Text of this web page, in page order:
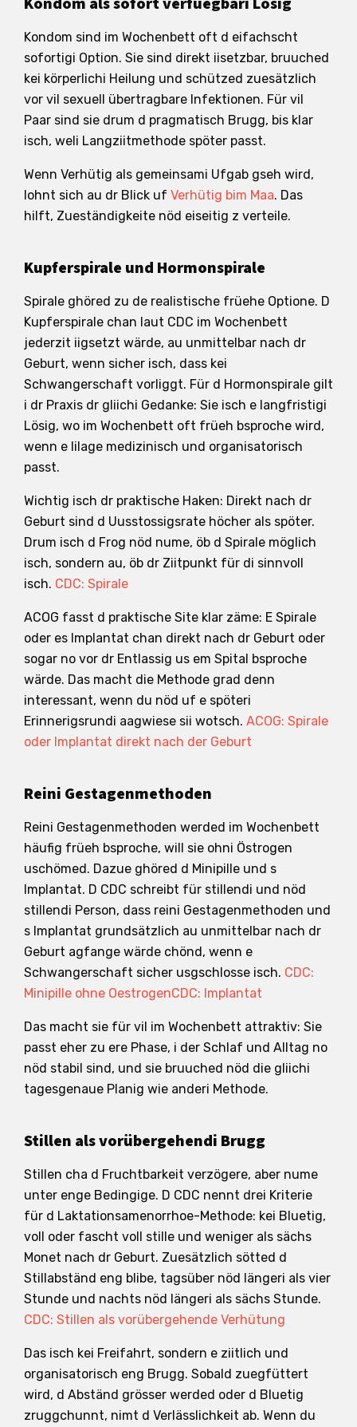
Kondom sind im Wochenbett oft d eifachscht
sofortigi Option. Sie sind direkt iisetzbar, bruuched
kei körperlichi Heilung und schützed zuesätzlich
vor vil sexuell übertragbare Infektionen. Für vil
Paar sind sie drum d pragmatisch Brugg, bis klar
isch, weli Langziitmethode spöter passt.
Wenn Verhütig als gemeinsami Ufgab gseh wird,
lohnt sich au dr Blick uf Verhütig bim Maa. Das
hilft, Zueständigkeite nöd eiseitig z verteile.
Kupferspirale und Hormonspirale
Spirale ghöred zu de realistische früehe Optione. D
Kupferspirale chan laut CDC im Wochenbett
jederzit iigsetzt wärde, au unmittelbar nach dr
Geburt, wenn sicher isch, dass kei
Schwangerschaft vorliggt. Für d Hormonspirale gilt
i dr Praxis dr gliichi Gedanke: Sie isch e langfristigi
Lösig, wo im Wochenbett oft früeh bsproche wird,
wenn e Iilage medizinisch und organisatorisch
passt.
Wichtig isch dr praktische Haken: Direkt nach dr
Geburt sind d Uusstossigsrate höcher als spöter.
Drum isch d Frog nöd nume, öb d Spirale möglich
isch, sondern au, öb dr Ziitpunkt für di sinnvoll
isch. CDC: Spirale
ACOG fasst d praktische Site klar zäme: E Spirale
oder es Implantat chan direkt nach dr Geburt oder
sogar no vor dr Entlassig us em Spital bsproche
wärde. Das macht die Methode grad denn
interessant, wenn du nöd uf e spöteri
Erinnerigsrundi aagwiese sii wotsch. ACOG: Spirale
oder Implantat direkt nach der Geburt
Reini Gestagenmethoden
Reini Gestagenmethoden werded im Wochenbett
häufig früeh bsproche, will sie ohni Östrogen
uschömed. Dazue ghöred d Minipille und s
Implantat. D CDC schreibt für stillendi und nöd
stillendi Person, dass reini Gestagenmethoden und
s Implantat grundsätzlich au unmittelbar nach dr
Geburt agfange wärde chönd, wenn e
Schwangerschaft sicher usgschlosse isch. CDC:
Minipille ohne OestrogenCDC: Implantat
Das macht sie für vil im Wochenbett attraktiv: Sie
passt eher zu ere Phase, i der Schlaf und Alltag no
nöd stabil sind, und sie bruuched nöd die gliichi
tagesgenaue Planig wie anderi Methode.
Stillen als vorübergehendi Brugg
Stillen cha d Fruchtbarkeit verzögere, aber nume
unter enge Bedingige. D CDC nennt drei Kriterie
für d Laktationsamenorrhoe-Methode: kei Bluetig,
voll oder fascht voll stille und weniger als sächs
Monet nach dr Geburt. Zuesätzlich sötted d
Stillabständ eng blibe, tagsüber nöd längeri als vier
Stunde und nachts nöd längeri als sächs Stunde.
CDC: Stillen als vorübergehende Verhütung
Das isch kei Freifahrt, sondern e ziitlich und
organisatorisch eng Brugg. Sobald zuegfüttert
wird, d Abständ grösser werded oder d Bluetig
zruggchunnt, nimt d Verlässlichkeit ab. Wenn du